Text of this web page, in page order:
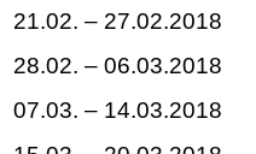
21.02. – 27.02.2018
28.02. – 06.03.2018
07.03. – 14.03.2018